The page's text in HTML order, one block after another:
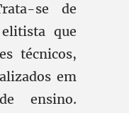
se de
que
técnicos,
em
ensino.